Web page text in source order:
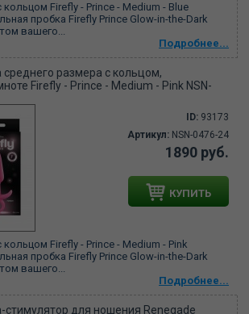
Firefly - Prince - Medium - Blue
пробка Firefly Prince Glow-in-the-Dark
вашего...
Подробнее...
размера с кольцом,
Firefly - Prince - Medium - Pink NSN-
ID: 93173
Артикул: NSN-0476-24
1890 руб.
КУПИТЬ
Firefly - Prince - Medium - Pink
пробка Firefly Prince Glow-in-the-Dark
вашего...
Подробнее...
стимулятор для ношения Renegade